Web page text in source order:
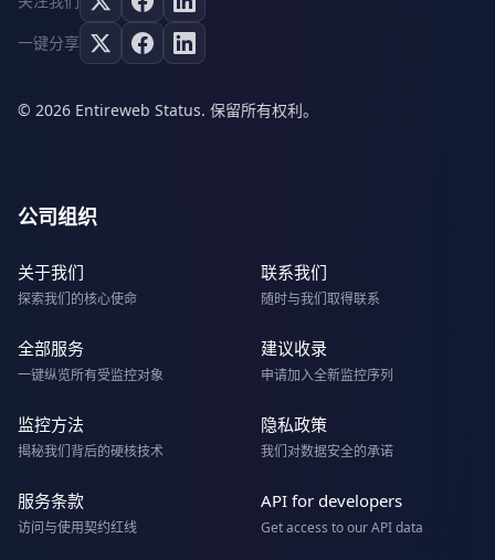
一键分享
© 2026 Entireweb Status. 保留所有权利。
公司组织
关于我们
探索我们的核心使命
联系我们
随时与我们取得联系
全部服务
一键纵览所有受监控对象
建议收录
申请加入全新监控序列
监控方法
揭秘我们背后的硬核技术
隐私政策
我们对数据安全的承诺
服务条款
访问与使用契约红线
API for developers
Get access to our API data